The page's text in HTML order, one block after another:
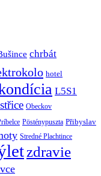
chrbát
hotel
L5S1
Obeckov
Pösténypuszta Přibyslav
Stredné Plachtince
zdravie